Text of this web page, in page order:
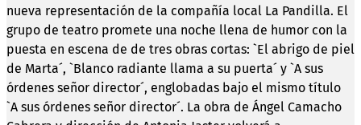
nueva representación de la compañía local La Pandilla. El
grupo de teatro promete una noche llena de humor con la
puesta en escena de de tres obras cortas: `El abrigo de piel
de Marta´, `Blanco radiante llama a su puerta´ y `A sus
órdenes señor director´, englobadas bajo el mismo título
`A sus órdenes señor director´. La obra de Ángel Camacho